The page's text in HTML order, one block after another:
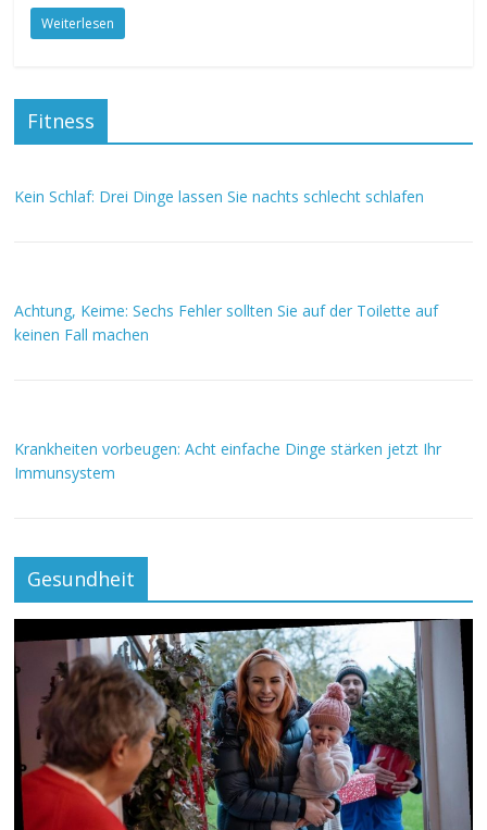
Weiterlesen
Fitness
Kein Schlaf: Drei Dinge lassen Sie nachts schlecht schlafen
Achtung, Keime: Sechs Fehler sollten Sie auf der Toilette auf
keinen Fall machen
Krankheiten vorbeugen: Acht einfache Dinge stärken jetzt Ihr
Immunsystem
Gesundheit